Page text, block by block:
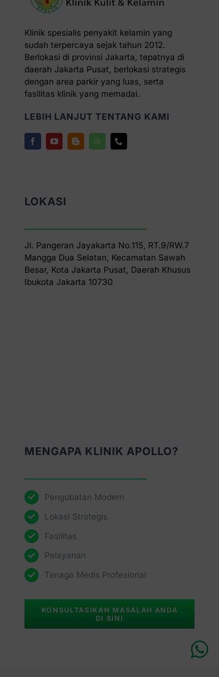
Klinik spesialis penyakit kelamin yang
sudah terpercaya sejak tahun 2012.
Berlokasi di provinsi Jakarta, tepatnya di
daerah Jakarta Pusat, berlokasi strategis
dengan area parkir yang luas, serta
fasilitas klinik yang memadai.
LEBIH LANJUT TENTANG KAMI
LOKASI
Jl. Pangeran Jayakarta No.115, RT.9/RW.7
Mangga Dua Selatan, Kecamatan Sawah
Besar, Kota Jakarta Pusat, Daerah Khusus
Ibukota Jakarta 10730
MENGAPA KLINIK APOLLO?
Pengobatan Modern
Lokasi Strategis
Fasilitas
Pelayanan
Tenaga Medis Profesional
KONSULTASIKAN MASALAH ANDA
DI SINI